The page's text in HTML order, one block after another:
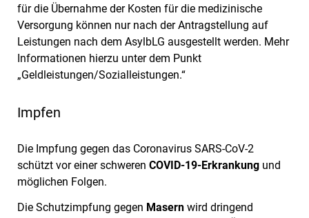
für die Übernahme der Kosten für die medizinische
Versorgung können nur nach der Antragstellung auf
Leistungen nach dem AsylbLG ausgestellt werden. Mehr
Informationen hierzu unter dem Punkt
„Geldleistungen/Sozialleistungen.“
Impfen
Die Impfung gegen das Coronavirus SARS-CoV-2
schützt vor einer schweren COVID-19-Erkrankung und
möglichen Folgen.
Die Schutzimpfung gegen Masern wird dringend